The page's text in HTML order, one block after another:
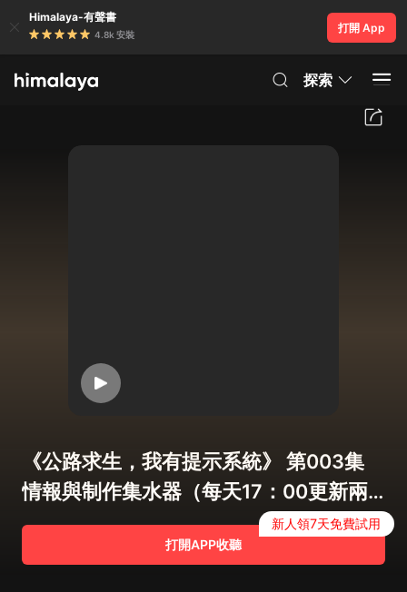
Himalaya-有聲書
4.8k 安裝
打開 App
探索
《公路求生，我有提示系統》 第003集
情報與制作集水器（每天17：00更新兩
集）
打開APP收聽
新人領7天免費試用